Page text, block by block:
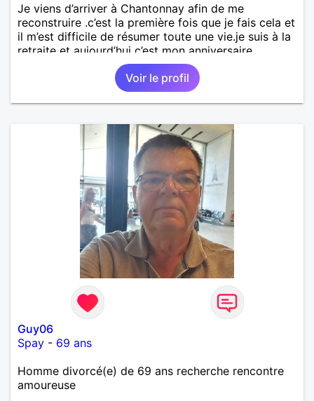
Je viens d’arriver à Chantonnay afin de me
reconstruire .c’est la première fois que je fais cela et
il m’est difficile de résumer toute une vie.je suis à la
retraite et aujourd’hui c’est mon anniversaire
!J’aimerais rencontrer quelqu’un qui partage les
mêmes valeurs qui font de quelqu’un un être humain
Voir le profil
Guy06
Spay - 69 ans
Homme divorcé(e) de 69 ans recherche rencontre
amoureuse